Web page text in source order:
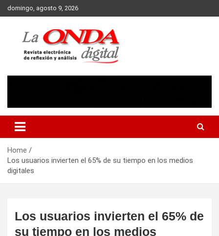
Skip
to
domingo, agosto 9, 2026
Home
Los usuarios invierten el 65% de su tiempo en los medios
digitales
Los usuarios invierten el 65% de
su tiempo en los medios